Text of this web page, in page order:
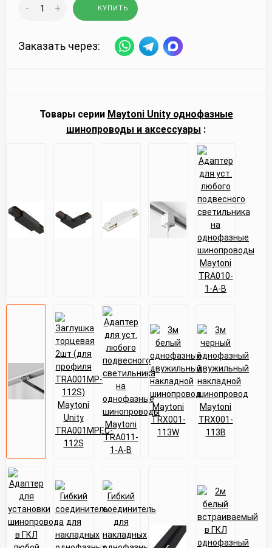
- + КУПИТЬ
Заказать через:
Товары серии Maytoni Unity однофазные
шинопроводы и аксессуары :